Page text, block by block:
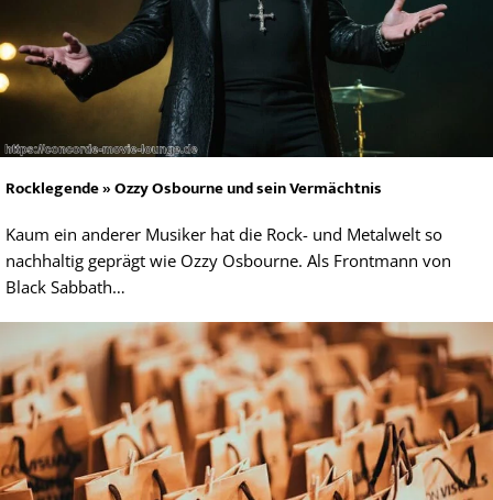
Rocklegende » Ozzy Osbourne und sein Vermächtnis
Kaum ein anderer Musiker hat die Rock- und Metalwelt so
nachhaltig geprägt wie Ozzy Osbourne. Als Frontmann von
Black Sabbath…